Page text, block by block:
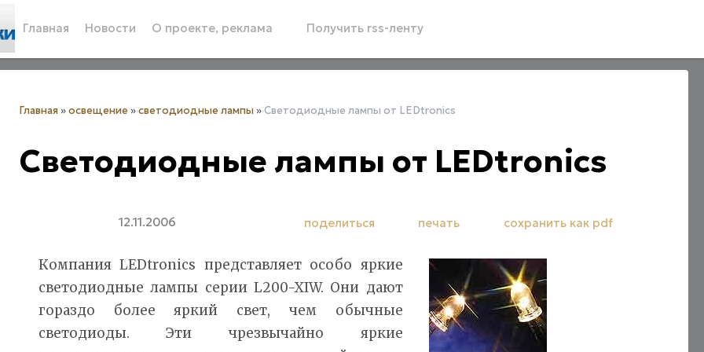
Главная Новости О проекте, реклама Получить rss-ленту
Главная »освещение »светодиодные лампы »Cветодиодные лампы от LEDtronics
Cветодиодные лампы от LEDtronics
12.11.2006 поделиться печать сохранить как pdf
Компания LEDtronics представляет особо яркие
светодиодные лампы серии L200-XIW. Они дают
гораздо более яркий свет, чем обычные
светодиоды. Эти чрезвычайно яркие